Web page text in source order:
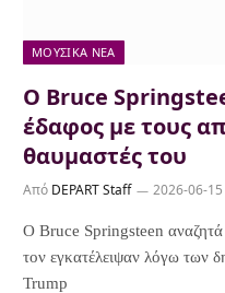
ΜΟΥΣΙΚΆ ΝΈΑ
Ο Bruce
έδαφος με τους
θαυμαστές του
Από DEPART Staff 2026-06-15
Ο Bruce Springsteen αναζητά
τον εγκατέλειψαν λόγω των
Trump